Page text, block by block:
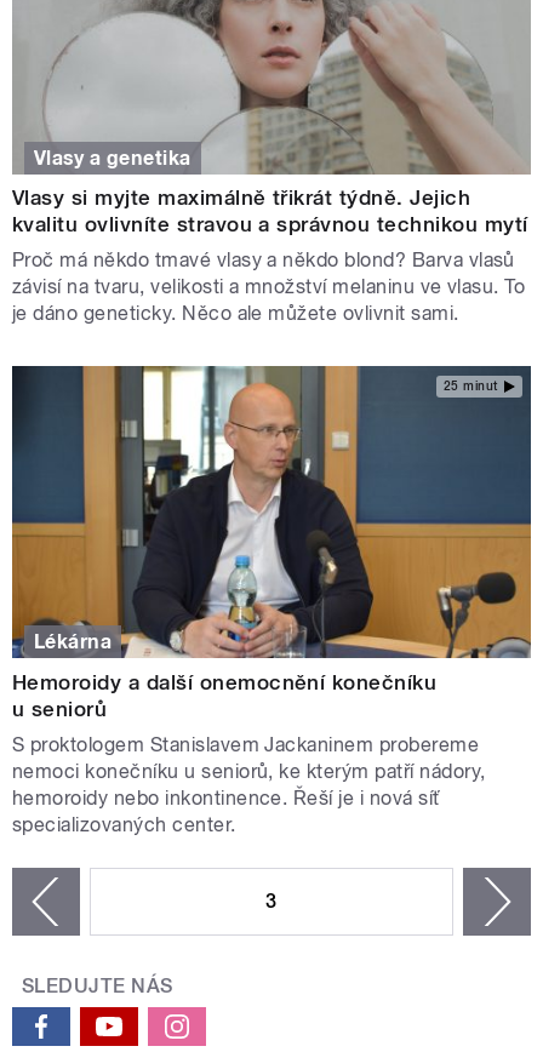
Vlasy a genetika
Vlasy si myjte maximálně třikrát týdně. Jejich
kvalitu ovlivníte stravou a správnou technikou mytí
Proč má někdo tmavé vlasy a někdo blond? Barva vlasů
závisí na tvaru, velikosti a množství melaninu ve vlasu. To
je dáno geneticky. Něco ale můžete ovlivnit sami.
25 minut
Lékárna
Hemoroidy a další onemocnění konečníku
u seniorů
S proktologem Stanislavem Jackaninem probereme
nemoci konečníku u seniorů, ke kterým patří nádory,
hemoroidy nebo inkontinence. Řeší je i nová síť
specializovaných center.
3
SLEDUJTE NÁS